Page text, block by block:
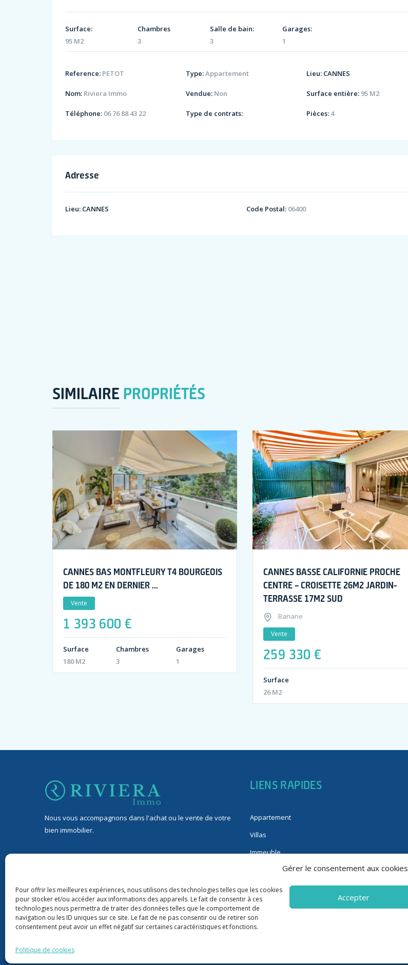
Gérer le consentement aux cookies
Pour offrir les meilleures expériences, nous utilisons des technologies telles que les cookies
pour stocker et/ou accéder aux informations des appareils. Le fait de consentir à ces
technologies nous permettra de traiter des données telles que le comportement de
navigation ou les ID uniques sur ce site. Le fait de ne pas consentir ou de retirer son
consentement peut avoir un effet négatif sur certaines caractéristiques et fonctions.
Accepter
Politique de cookies
Surface:
95 M2
Chambres
3
Salle de bain:
3
Garages:
1
Reference: PETOT
Nom: Riviera Immo
Téléphone: 06 76 88 43 22
Type:Appartement
Vendue: Non
Type de contrats:
Lieu: CANNES
Surface entière: 95 M2
Pièces: 4
Adresse
Lieu: CANNES Code Postal:06400
SIMILAIRE PROPRIÉTÉS
CANNES BAS MONTFLEURY T4 BOURGEOIS
DE 180 M2 EN DERNIER …
Vente
1 393 600 €
Surface
180 M2
Chambres
3
Garages
1
CANNES BASSE CALIFORNIE PROCHE
CENTRE – CROISETTE 26M2 JARDIN-
TERRASSE 17M2 SUD
Banane
Vente
259 330 €
Surface
26 M2
Nous vous accompagnons dans l'achat ou le vente de votre
bien immobilier.
9 rond-point Duboys d’Angers, 06400 Cannes
+33 06 76 88 43 22
riviera06immo@gmail.com
LIENS RAPIDES
Appartement
Villas
Immeuble
Fonds de commerce
Immobilier pro